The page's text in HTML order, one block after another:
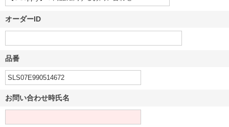
オーダーID
品番
お問い合わせ時氏名